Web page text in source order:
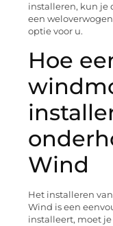
installeren, kun je
een
optie voor u.
Hoe
Wind
Het installeren
Wind is een
installeert, moet